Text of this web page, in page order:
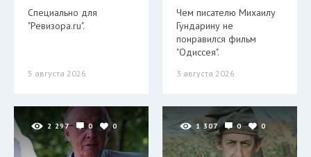
Специально для
"Ревизора.ru".
5 августа 2026
Чем писателю Михаилу
Гундарину не
понравился фильм
"Одиссея".
3 августа 2026
2 297 0 0 1 307 0 0